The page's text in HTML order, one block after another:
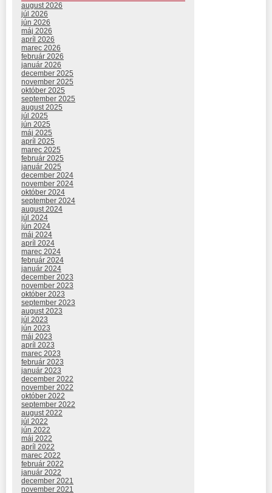
august 2026
júl 2026
jún 2026
máj 2026
apríl 2026
marec 2026
február 2026
január 2026
december 2025
november 2025
október 2025
september 2025
august 2025
júl 2025
jún 2025
máj 2025
apríl 2025
marec 2025
február 2025
január 2025
december 2024
november 2024
október 2024
september 2024
august 2024
júl 2024
jún 2024
máj 2024
apríl 2024
marec 2024
február 2024
január 2024
december 2023
november 2023
október 2023
september 2023
august 2023
júl 2023
jún 2023
máj 2023
apríl 2023
marec 2023
február 2023
január 2023
december 2022
november 2022
október 2022
september 2022
august 2022
júl 2022
jún 2022
máj 2022
apríl 2022
marec 2022
február 2022
január 2022
december 2021
november 2021